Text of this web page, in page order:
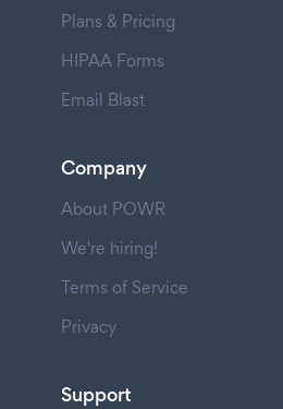
Plans & Pricing
HIPAA Forms
Email Blast
Company
About POWR
We're hiring!
Terms of Service
Privacy
Support